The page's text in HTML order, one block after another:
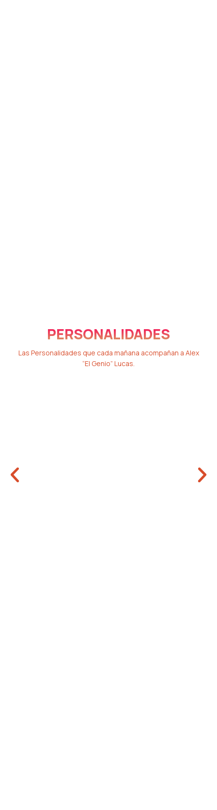
PERSONALIDADES
Las Personalidades que cada mañana acompañan a Alex
“El Genio” Lucas.